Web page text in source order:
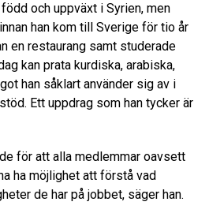
och uppväxt i Syrien, men
han kom till Sverige för tio år
en restaurang samt studerade
kan prata kurdiska, arabiska,
han såklart använder sig av i
Ett uppdrag som han tycker är
för att alla medlemmar oavsett
ha möjlighet att förstå vad
de har på jobbet, säger han.